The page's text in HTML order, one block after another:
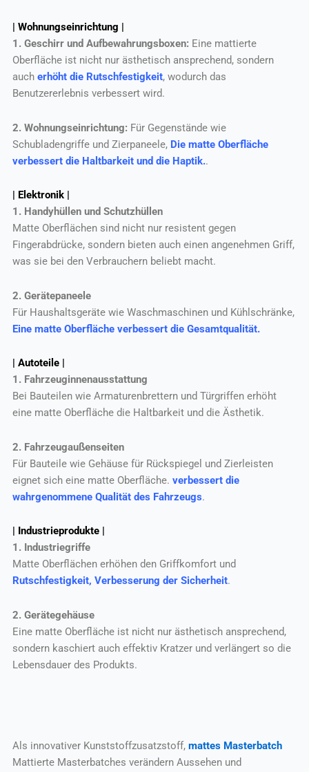
| Wohnungseinrichtung |
1. Geschirr und Aufbewahrungsboxen: Eine mattierte
Oberfläche ist nicht nur ästhetisch ansprechend, sondern
auch erhöht die Rutschfestigkeit, wodurch das
Benutzererlebnis verbessert wird.
2. Wohnungseinrichtung: Für Gegenstände wie
Schubladengriffe und Zierpaneele, Die matte Oberfläche
verbessert die Haltbarkeit und die Haptik..
| Elektronik |
1. Handyhüllen und Schutzhüllen
Matte Oberflächen sind nicht nur resistent gegen
Fingerabdrücke, sondern bieten auch einen angenehmen Griff,
was sie bei den Verbrauchern beliebt macht.
2. Gerätepaneele
Für Haushaltsgeräte wie Waschmaschinen und Kühlschränke,
Eine matte Oberfläche verbessert die Gesamtqualität.
| Autoteile |
1. Fahrzeuginnenausstattung
Bei Bauteilen wie Armaturenbrettern und Türgriffen erhöht
eine matte Oberfläche die Haltbarkeit und die Ästhetik.
2. Fahrzeugaußenseiten
Für Bauteile wie Gehäuse für Rückspiegel und Zierleisten
eignet sich eine matte Oberfläche. verbessert die
wahrgenommene Qualität des Fahrzeugs.
| Industrieprodukte |
1. Industriegriffe
Matte Oberflächen erhöhen den Griffkomfort und
Rutschfestigkeit, Verbesserung der Sicherheit.
2. Gerätegehäuse
Eine matte Oberfläche ist nicht nur ästhetisch ansprechend,
sondern kaschiert auch effektiv Kratzer und verlängert so die
Lebensdauer des Produkts.
Als innovativer Kunststoffzusatzstoff, mattes Masterbatch
Mattierte Masterbatches verändern Aussehen und